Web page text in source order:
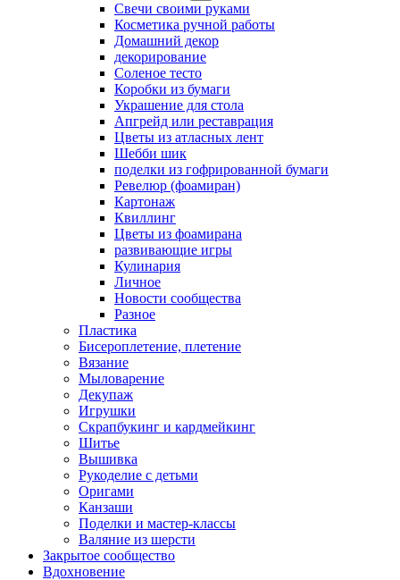
Свечи своими руками
Косметика ручной работы
Домашний декор
декорирование
Соленое тесто
Коробки из бумаги
Украшение для стола
Апгрейд или реставрация
Цветы из атласных лент
Шебби шик
поделки из гофрированной бумаги
Ревелюр (фоамиран)
Картонаж
Квиллинг
Цветы из фоамирана
развивающие игры
Кулинария
Личное
Новости сообщества
Разное
Пластика
Бисероплетение, плетение
Вязание
Мыловарение
Декупаж
Игрушки
Скрапбукинг и кардмейкинг
Шитье
Вышивка
Рукоделие с детьми
Оригами
Канзаши
Поделки и мастер-классы
Валяние из шерсти
Закрытое сообщество
Вдохновение